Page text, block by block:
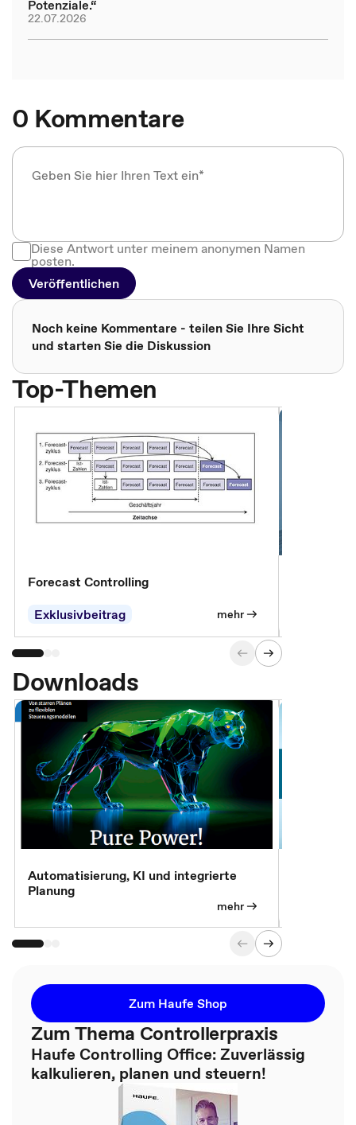
Potenziale.“
22.07.2026
0 Kommentare
Diese Antwort unter meinem anonymen Namen
posten.
Veröffentlichen
Noch keine Kommentare - teilen Sie Ihre Sicht
und starten Sie die Diskussion
Top-Themen
Forecast Controlling
Exklusivbeitrag
mehr
Downloads
Automatisierung, KI und integrierte
Planung
mehr
Zum Haufe Shop
Zum Thema Controllerpraxis
Haufe Controlling Office: Zuverlässig
kalkulieren, planen und steuern!